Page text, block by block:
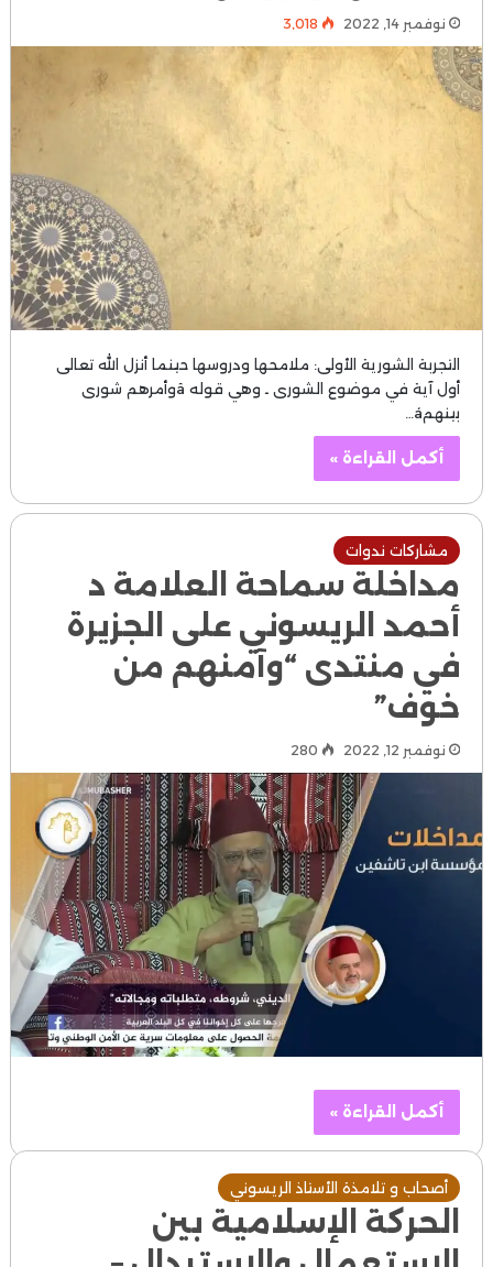
نوفمبر 14, 2022 3٬018
التجربة الشورية الأولى: ملامحها ودروسها حينما أنزل الله تعالى
أول آية في موضوع الشورى ـ وهي قوله âوأمرهم شورى
بينهمá…
أكمل القراءة »
مشاركات ندوات
مداخلة سماحة العلامة د
أحمد الريسوني على الجزيرة
في منتدى “وآمنهم من
خوف”
نوفمبر 12, 2022 280
أكمل القراءة »
أصحاب و تلامذة الأستاذ الريسوني
الحركة الإسلامية بين